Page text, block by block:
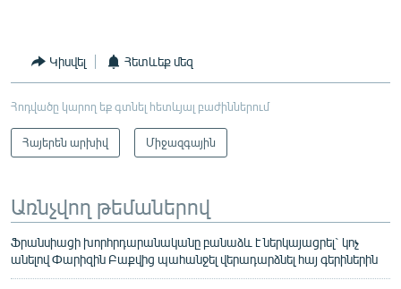
Կիսվել Հետևեք մեզ
Հոդվածը կարող եք գտնել հետևյալ բաժիններում
Հայերեն արխիվ Միջազգային
Առնչվող թեմաներով
Ֆրանսիացի խորհրդարանականը բանաձև է ներկայացրել` կոչ
անելով Փարիզին Բաքվից պահանջել վերադարձնել հայ գերիներին